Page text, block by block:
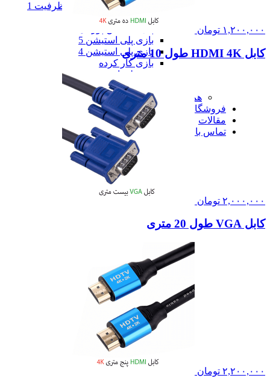
پلی استیشن 5 دیجیتال ظرفیت 1
ترابایت 2000
بازی پلی استیشن 5
بازی پلی استیشن 4
بازی کار کرده
همه پلی استیشن
همه صوت و دیجیتال
همه دسته ها
فروشگاه
مقالات
تماس با ما
۱,۲۰۰,۰۰۰ تومان
کابل HDMI 4K طول 10 متری
۲,۰۰۰,۰۰۰ تومان
کابل VGA طول 20 متری
۲,۲۰۰,۰۰۰ تومان